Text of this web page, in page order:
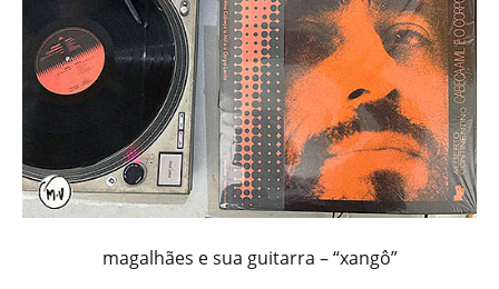
magalhães e sua guitarra – “xangô”